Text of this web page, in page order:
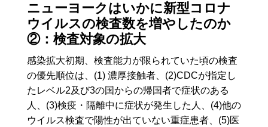
ニューヨークはいかに新型コロナ
ウイルスの検査数を増やしたのか
②：検査対象の拡大
感染拡大初期、検査能力が限られていた頃の検査
の優先順位は、(1) 濃厚接触者、(2)CDCが指定し
たレベル2及び3の国からの帰国者で症状のある
人、(3)検疫・隔離中に症状が発生した人、(4)他の
ウイルス検査で陽性が出ていない重症患者、(5)医